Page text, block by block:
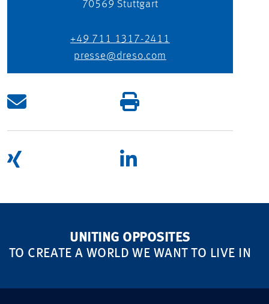
70569 Stuttgart
+49 711 1317-2411
presse@dreso.com
UNITING OPPOSITES
TO CREATE A WORLD WE WANT TO LIVE IN